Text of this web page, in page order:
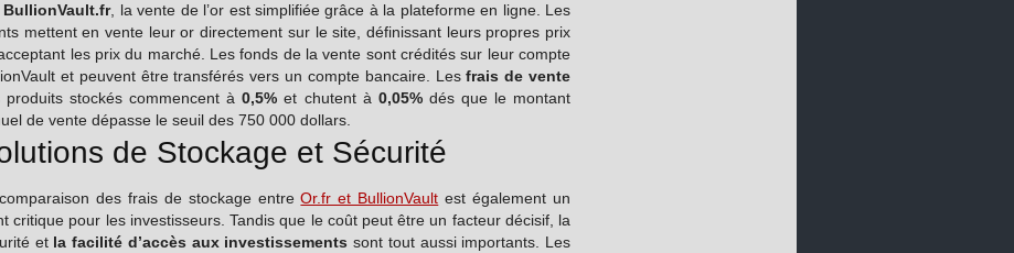
BullionVault.fr, la vente de l’or est simplifiée grâce à la plateforme en ligne. Les
mettent en vente leur or directement sur le site, définissant leurs propres prix
les prix du marché. Les fonds de la vente sont crédités sur leur compte
et peuvent être transférés vers un compte bancaire. Lesfrais de vente
produits stockés commencent à0,5% et chutent à 0,05%dés que le montant
de vente dépasse le seuil des 750 000 dollars.
de Stockage et Sécurité
des frais de stockage entreOr.fr et BullionVault est également un
critique pour les investisseurs. Tandis que le coût peut être un facteur décisif, la
et la facilité d’accès aux investissements sont tout aussi importants. Les